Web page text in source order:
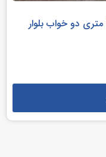
فروش آپارتمان با حیاط اختصاصی 110 متری دو خواب بلوار